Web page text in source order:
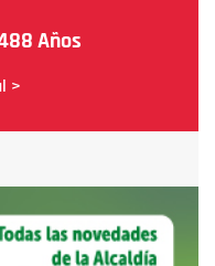
Años
>